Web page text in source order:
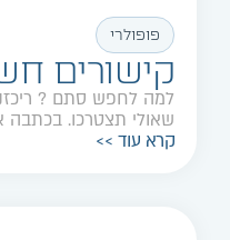
פופולרי
קישורים
למה לחפש סתם ?
שאולי תצטרכו.
קרא עוד >>